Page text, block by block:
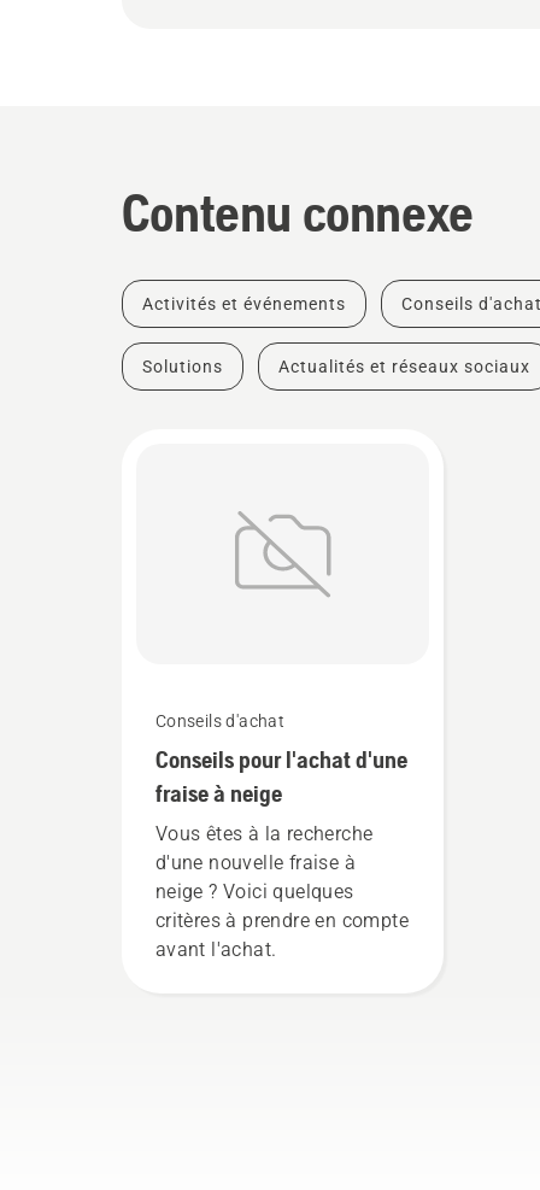
Contenu connexe
Activités et événements Conseils d'achat
Solutions Actualités et réseaux sociaux
Conseils d'achat
Conseils pour l'achat d'une
fraise à neige
Vous êtes à la recherche
d'une nouvelle fraise à
neige ? Voici quelques
critères à prendre en compte
avant l'achat.